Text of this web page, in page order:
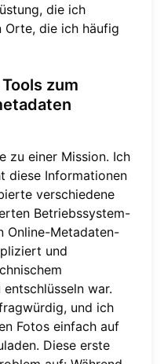
die ich
Orte, die ich häufig
zum
zu einer Mission. Ich
diese Informationen
verschiedene
Betriebssystem-
Online-Metadaten-
und
war.
und ich
Fotos einfach auf
Diese erste